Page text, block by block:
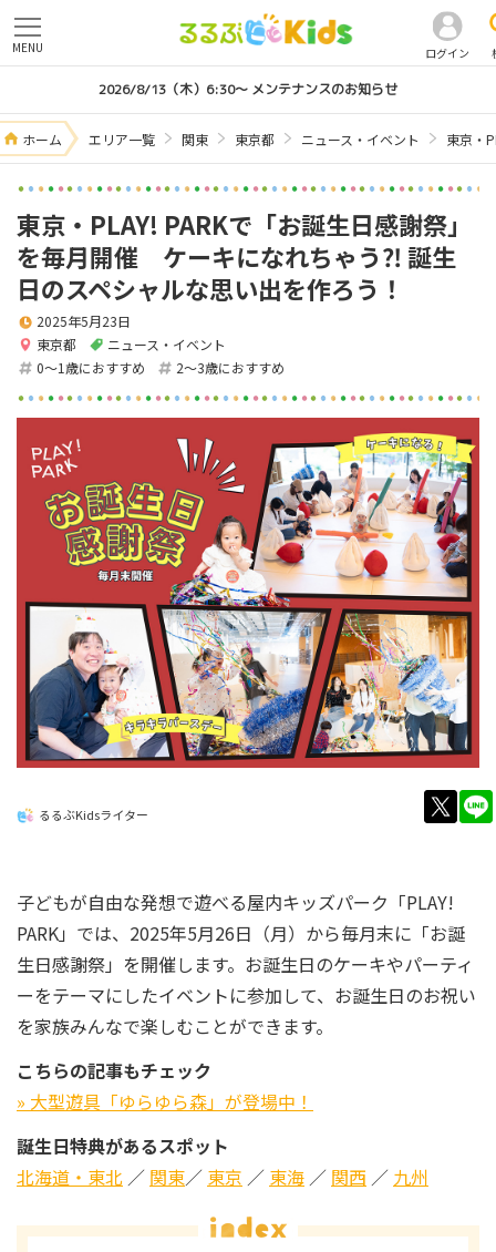
ログイン
MENU
2026/8/13（木）6:30～ メンテナンスのお知らせ
ホーム エリア一覧 関東 東京都 ニュース・イベント 東京・
東京・PLAY! PARKで「お誕生日感謝祭」
を毎月開催 ケーキになれちゃう⁈ 誕生
日のスペシャルな思い出を作ろう！
東京都 ニュース・イベント
2025年5月23日
0～1歳におすすめ 2～3歳におすすめ
るるぶKidsライター
子どもが自由な発想で遊べる屋内キッズパーク「PLAY!
PARK」では、2025年5月26日（月）から毎月末に「お誕
生日感謝祭」を開催します。お誕生日のケーキやパーティ
ーをテーマにしたイベントに参加して、お誕生日のお祝い
を家族みんなで楽しむことができます。
こちらの記事もチェック
» 大型遊具「ゆらゆら森」が登場中！
誕生日特典があるスポット
北海道・東北 ／ 関東／ 東京 ／ 東海 ／ 関西 ／ 九州